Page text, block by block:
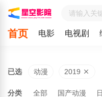
首页 电影 电视剧
已选 动漫 2019
分类 全部 国产动漫